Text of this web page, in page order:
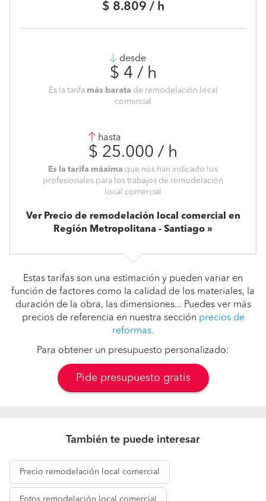
$ 8.809 / h
desde
$ 4 / h
Es la tarifa más barata de remodelación local
comercial
hasta
$ 25.000 / h
Es la tarifa máxima que nos han indicado los
profesionales para los trabajos de remodelación
local comercial
Ver Precio de remodelación local comercial en
Región Metropolitana - Santiago
Estas tarifas son una estimación y pueden variar en
función de factores como la calidad de los materiales, la
duración de la obra, las dimensiones... Puedes ver más
precios de referencia en nuestra sección precios de
reformas.
Para obtener un presupuesto personalizado:
Pide presupuesto gratis
También te puede interesar
Precio remodelación local comercial
Fotos remodelación local comercial